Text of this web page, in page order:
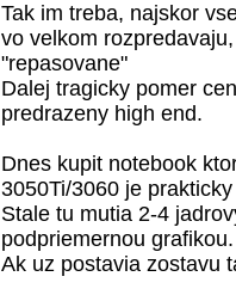
Tak im treba, najskor
vo velkom
"repasovane"
Dalej tragicky pomer
predrazeny high end.
Dnes kupit notebook
3050Ti/3060 je
Stale tu mutia 2-4
podpriemernou grafikou.
Ak uz postavia zostavu